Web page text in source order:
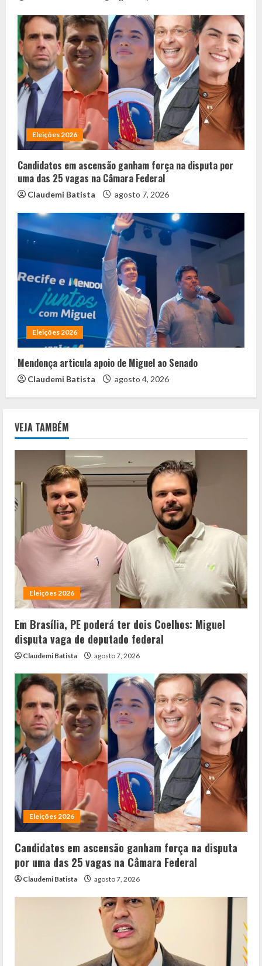
Eleições 2026
Candidatos em ascensão ganham força na disputa por
uma das 25 vagas na Câmara Federal
Claudemi Batista agosto 7, 2026
Eleições 2026
Mendonça articula apoio de Miguel ao Senado
Claudemi Batista agosto 4, 2026
VEJA TAMBÉM
Eleições 2026
Em Brasília, PE poderá ter dois Coelhos: Miguel
disputa vaga de deputado federal
Claudemi Batista agosto 7, 2026
Eleições 2026
Candidatos em ascensão ganham força na disputa
por uma das 25 vagas na Câmara Federal
Claudemi Batista agosto 7, 2026